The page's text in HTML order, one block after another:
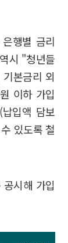
행별 금리
시 "청년들
본금리 외
이하 가입
입액 담보
있도록 철
시해 가입